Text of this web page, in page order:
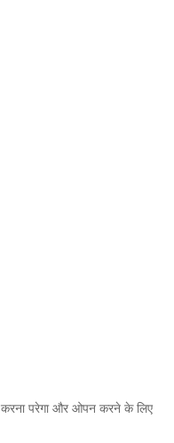
करना परेगा और ओपन करने के लिए